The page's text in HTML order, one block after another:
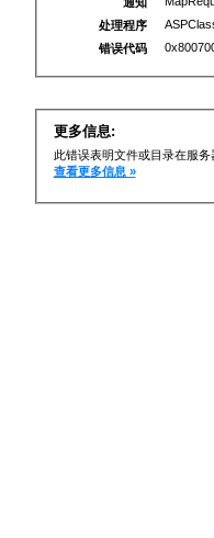
处理程序
错误代码
更多信息:
此错误表明文件或目录在服
查看更多信息 »